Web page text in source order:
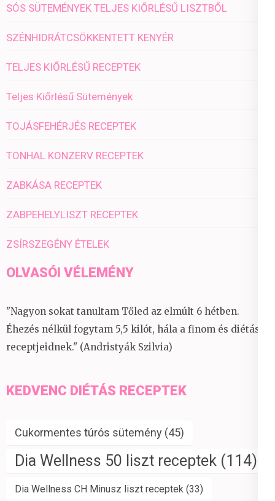
SÓS SÜTEMÉNYEK TELJES KIŐRLÉSŰ LISZTBŐL
SZÉNHIDRÁTCSÖKKENTETT KENYÉR
TELJES KIŐRLÉSŰ RECEPTEK
Teljes Kiőrlésű Sütemények
TOJÁSFEHÉRJÉS RECEPTEK
TONHAL KONZERV RECEPTEK
ZABKÁSA RECEPTEK
ZABPEHELYLISZT RECEPTEK
ZSÍRSZEGÉNY ÉTELEK
OLVASÓI VÉLEMÉNY
"Nagyon sokat tanultam Tőled az elmúlt 6 hétben.
Éhezés nélkül fogytam 5,5 kilót, hála a finom és diétás
receptjeidnek." (Andristyák Szilvia)
KEDVENC DIÉTÁS RECEPTEK
Cukormentes túrós sütemény (45)
Dia Wellness 50 liszt receptek (114)
Dia Wellness CH Minusz liszt receptek (33)